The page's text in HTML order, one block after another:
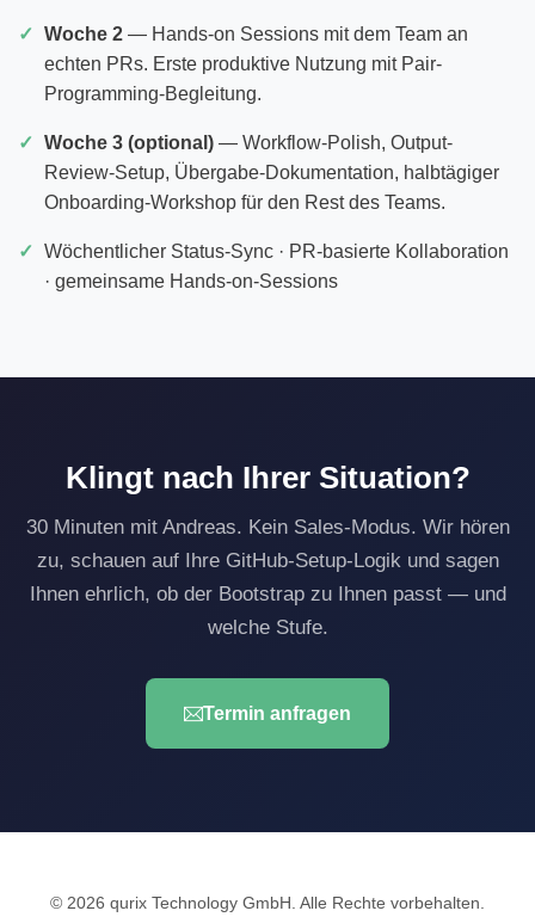
Woche 2 — Hands-on Sessions mit dem Team an
echten PRs. Erste produktive Nutzung mit Pair-
Programming-Begleitung.
Woche 3 (optional) — Workflow-Polish, Output-
Review-Setup, Übergabe-Dokumentation, halbtägiger
Onboarding-Workshop für den Rest des Teams.
Wöchentlicher Status-Sync · PR-basierte Kollaboration
· gemeinsame Hands-on-Sessions
Klingt nach Ihrer Situation?
30 Minuten mit Andreas. Kein Sales-Modus. Wir hören
zu, schauen auf Ihre GitHub-Setup-Logik und sagen
Ihnen ehrlich, ob der Bootstrap zu Ihnen passt — und
welche Stufe.
Termin anfragen
© 2026 qurix Technology GmbH. Alle Rechte vorbehalten.